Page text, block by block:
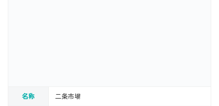
名称 二条市場